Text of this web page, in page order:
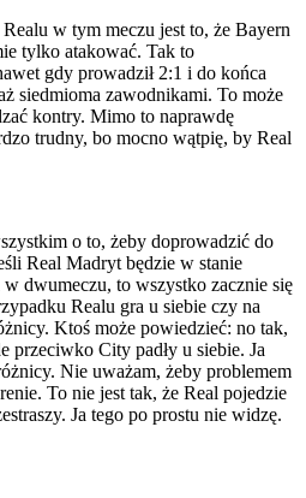
w tym meczu jest to, że Bayern
tylko atakować. Tak to
gdy prowadził 2:1 i do końca
siedmioma zawodnikami. To może
kontry. Mimo to naprawdę
trudny, bo mocno wątpię, by Real
o to, żeby doprowadzić do
Real Madryt będzie w stanie
dwumeczu, to wszystko zacznie się
Realu gra u siebie czy na
Ktoś może powiedzieć: no tak,
przeciwko City padły u siebie. Ja
Nie uważam, żeby problemem
To nie jest tak, że Real pojedzie
Ja tego po prostu nie widzę.